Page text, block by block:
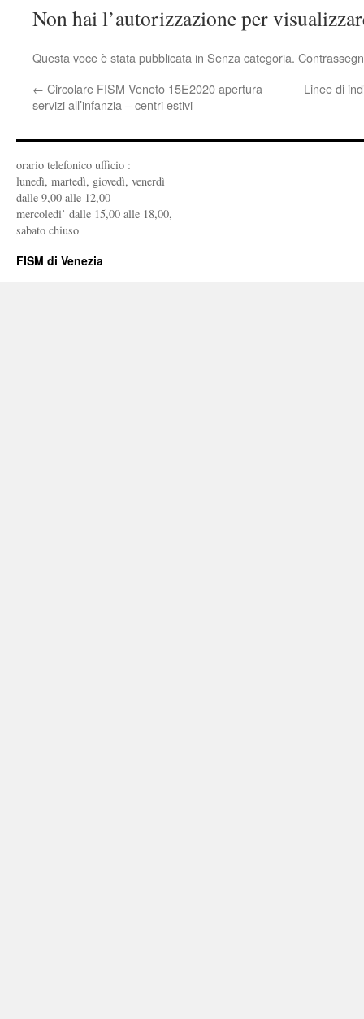
Non hai l’autorizzazione per
Questa voce è stata pubblicata in Senza categoria.
← Circolare FISM Veneto 15E2020 apertura
servizi all’infanzia – centri estivi
Linee di
orario telefonico ufficio :
lunedì, martedì, giovedì, venerdì
dalle 9,00 alle 12,00
mercoledi’ dalle 15,00 alle 18,00,
sabato chiuso
FISM di Venezia